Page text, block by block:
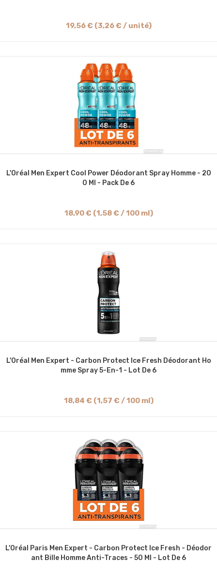
19,56 € (3,26 € / unité)
L'Oréal Men Expert Cool Power Déodorant Spray Homme - 20
0 Ml - Pack De 6
18,90 € (1,58 € / 100 ml)
L'Oréal Men Expert - Carbon Protect Ice Fresh Déodorant Ho
Mme Spray 5-En-1 - Lot De 6
18,84 € (1,57 € / 100 ml)
L'Oréal Paris Men Expert - Carbon Protect Ice Fresh - Déodor
Ant Bille Homme Anti-Traces - 50 Ml - Lot De 6